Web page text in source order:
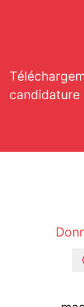
candidature